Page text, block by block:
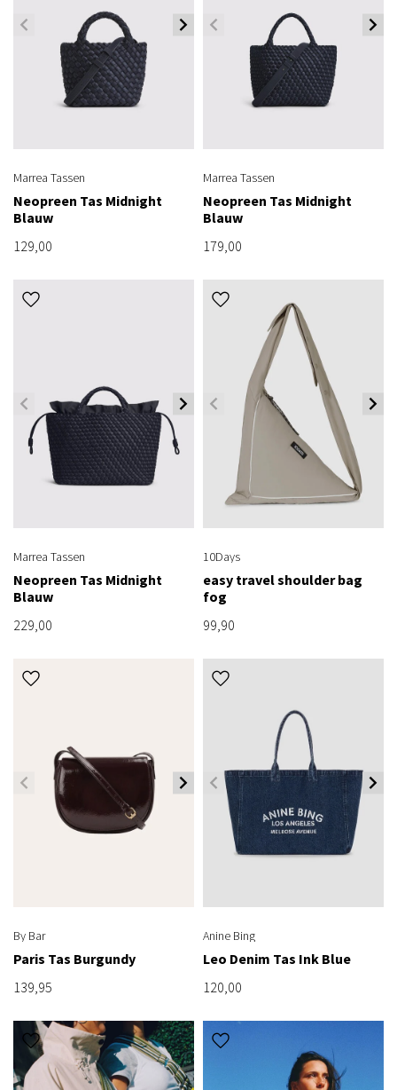
Marrea Tassen
Neopreen Tas Midnight
Blauw
129,00
Marrea Tassen
Neopreen Tas Midnight
Blauw
179,00
Marrea Tassen
Neopreen Tas Midnight
Blauw
229,00
10Days
easy travel shoulder bag
fog
99,90
By Bar
Paris Tas Burgundy
139,95
Anine Bing
Leo Denim Tas Ink Blue
120,00